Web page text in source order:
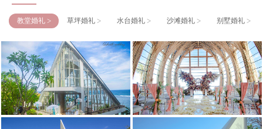
教堂婚礼 > 草坪婚礼 > 水台婚礼 > 沙滩婚礼 > 别墅婚礼 >